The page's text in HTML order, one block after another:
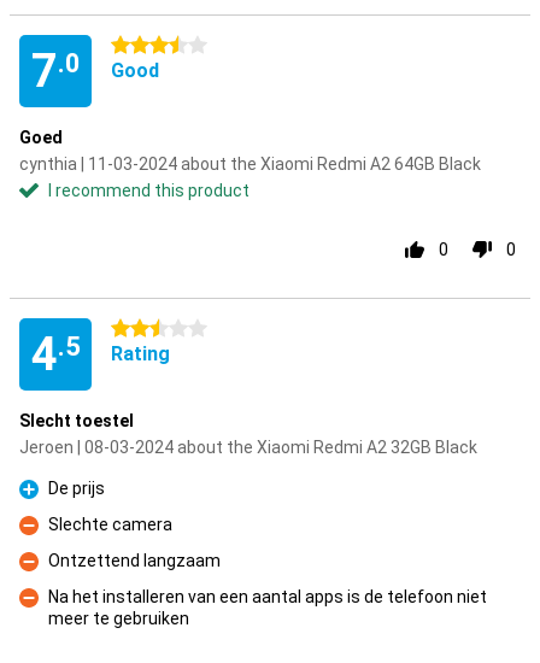
7.0
3.5 stars
Good
Goed
cynthia | 11-03-2024 about the Xiaomi Redmi A2 64GB Black
I recommend this product
0 0
4.5
2.5 stars
Rating
Slecht toestel
Jeroen | 08-03-2024 about the Xiaomi Redmi A2 32GB Black
Pro
De prijs
Con
Slechte camera
Con
Ontzettend langzaam
Con
Na het installeren van een aantal apps is de telefoon niet
meer te gebruiken